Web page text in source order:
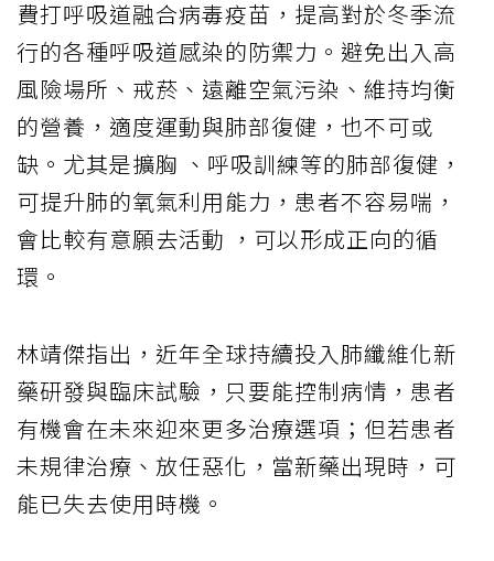
費打呼吸道融合病毒疫苗，提高對於冬季流
行的各種呼吸道感染的防禦力。避免出入高
風險場所、戒菸、遠離空氣污染、維持均衡
的營養，適度運動與肺部復健，也不可或
缺。尤其是擴胸 、呼吸訓練等的肺部復健，
可提升肺的氧氣利用能力，患者不容易喘，
會比較有意願去活動 ，可以形成正向的循
環。
林靖傑指出，近年全球持續投入肺纖維化新
藥研發與臨床試驗，只要能控制病情，患者
有機會在未來迎來更多治療選項；但若患者
未規律治療、放任惡化，當新藥出現時，可
能已失去使用時機。